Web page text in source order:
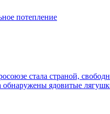
потепление
стала страной,
обнаружены ядовитые